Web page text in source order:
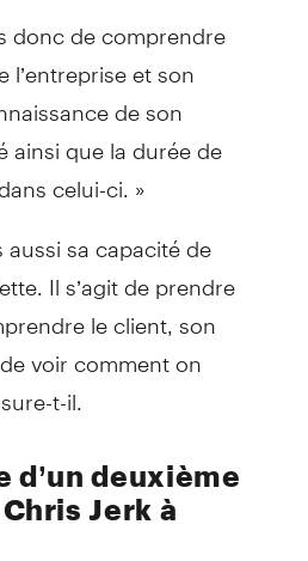
donc de comprendre
et son
de son
ainsi que la durée de
celui-ci. »
sa capacité de
Il s’agit de prendre
le client, son
voir comment on
t-il.
d’un deuxième
Jerk à